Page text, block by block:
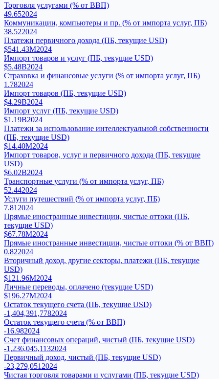
Торговля услугами (% от ВВП)
49.652024
Коммуникации, компьютеры и пр. (% от импорта услуг, ПБ)
38.522024
Платежи первичного дохода (ПБ, текущие USD)
$541.43M2024
Импорт товаров и услуг (ПБ, текущие USD)
$5.48B2024
Страховка и финансовые услуги (% от импорта услуг, ПБ)
1.782024
Импорт товаров (ПБ, текущие USD)
$4.29B2024
Импорт услуг (ПБ, текущие USD)
$1.19B2024
Платежи за использование интеллектуальной собственности
(ПБ, текущие USD)
$14.40M2024
Импорт товаров, услуг и первичного дохода (ПБ, текущие
USD)
$6.02B2024
Транспортные услуги (% от импорта услуг, ПБ)
52.442024
Услуги путешествий (% от импорта услуг, ПБ)
7.81 2024
Прямые иностранные инвестиции, чистые оттоки (ПБ,
текущие USD)
$67.78M2024
Прямые иностранные инвестиции, чистые оттоки (% от ВВП)
0.822024
Вторичный доход, другие секторы, платежи (ПБ, текущие
USD)
$121.96M2024
Личные переводы, оплачено (текущие USD)
$196.27M2024
Остаток текущего счета (ПБ, текущие USD)
-1,404,391,7782024
Остаток текущего счета (% от ВВП)
-16.982024
Счет финансовых операций, чистый (ПБ, текущие USD)
-1,236,045,1132024
Первичный доход, чистый (ПБ, текущие USD)
-23,279,051 2024
Чистая торговля товарами и услугами (ПБ, текущие USD)